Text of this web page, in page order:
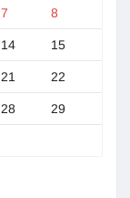
7 8
14 15
21 22
28 29